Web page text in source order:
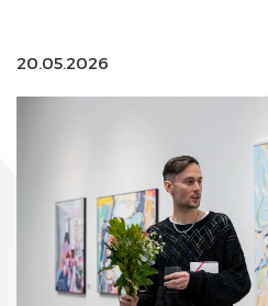
20.05.2026